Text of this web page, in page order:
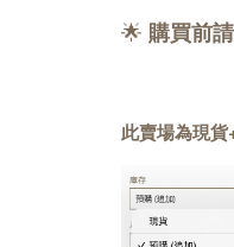
🌟 購買前
此賣場為現貨